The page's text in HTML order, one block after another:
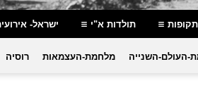
תקופות תולדות א"י ישראל-
העולם-השנייה מלחמת-העצמאות רוסיה